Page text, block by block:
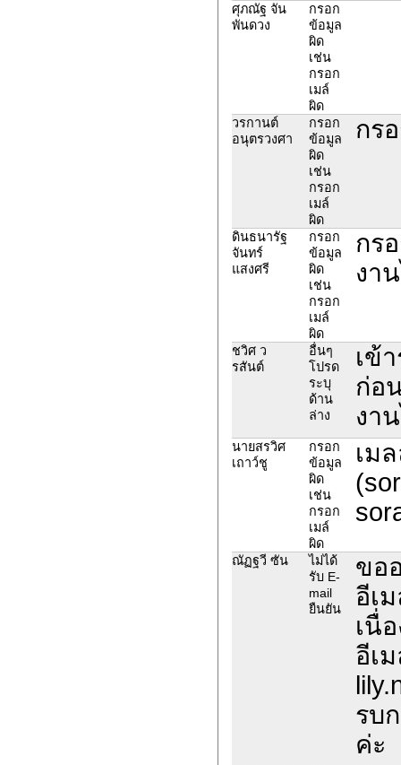
ศุภณัฐ จัน
พันดวง
กรอก
ข้อมูล
ผิด
เช่น
กรอก
เมล์
ผิด
วรกานต์
อนุตรวงศา
กรอก
ข้อมูล
ผิด
เช่น
กรอก
เมล์
ผิด
กร
ดินธนารัฐ
จันทร์
แสงศรี
กรอก
ข้อมูล
ผิด
เช่น
กรอก
เมล์
ผิด
กร
งา
ชวิศ ว
รสันต์
อื่นๆ
โปรด
ระบุ
ด้าน
ล่าง
เข้
ก่อ
งา
นายสรวิศ
เถาว์ชู
กรอก
ข้อมูล
ผิด
เช่น
กรอก
เมล์
ผิด
เม
ณัฏฐวี ซัน
ไม่ได้
รับ E-
mail
ยืนยัน
ขอ
อีเ
เนื่
อีเ
รบ
ค่ะ